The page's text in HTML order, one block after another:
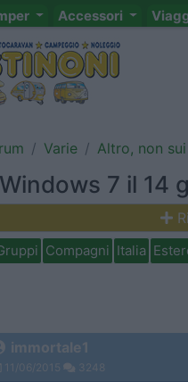
Accessori
Varie Altro, non
7 il 14
Compagni Italia
immortale1
11/06/2015 3248